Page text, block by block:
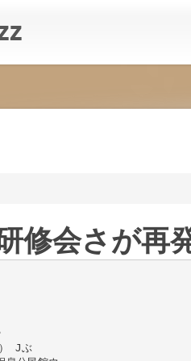
修会さが再
Jぶ